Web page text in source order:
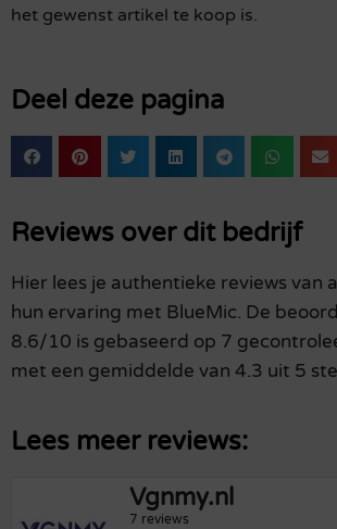
het gewenst artikel te koop is.
Deel deze pagina
Reviews over dit bedrijf
Hier lees je authentieke reviews van
hun ervaring met BlueMic. De
8.6/10 is gebaseerd op 7
met een gemiddelde van 4.3 uit 5
Lees meer reviews:
Vgnmy.nl
7 reviews